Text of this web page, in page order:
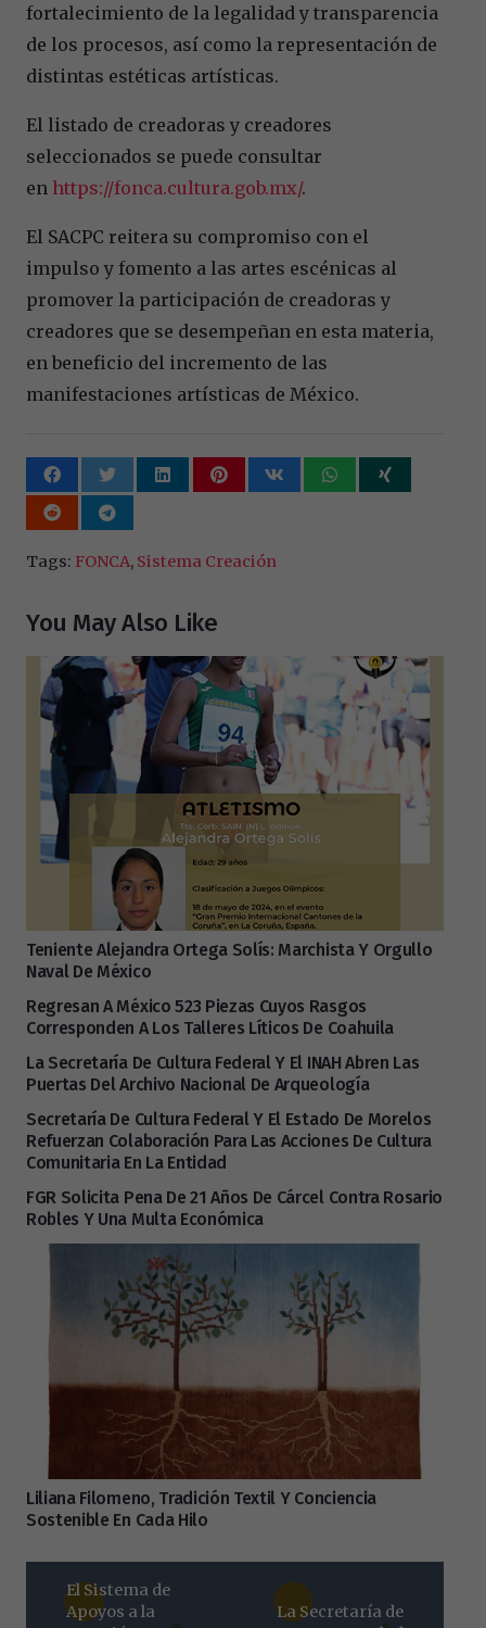
fortalecimiento de la legalidad y transparencia
de los procesos, así como la representación de
distintas estéticas artísticas.
El listado de creadoras y creadores
seleccionados se puede consultar
en https://fonca.cultura.gob.mx/.
El SACPC reitera su compromiso con el
impulso y fomento a las artes escénicas al
promover la participación de creadoras y
creadores que se desempeñan en esta materia,
en beneficio del incremento de las
manifestaciones artísticas de México.
Tags: FONCA, Sistema Creación
You May Also Like
Teniente Alejandra Ortega Solís: Marchista Y Orgullo
Naval De México
Regresan A México 523 Piezas Cuyos Rasgos
Corresponden A Los Talleres Líticos De Coahuila
La Secretaría De Cultura Federal Y El INAH Abren Las
Puertas Del Archivo Nacional De Arqueología
Secretaría De Cultura Federal Y El Estado De Morelos
Refuerzan Colaboración Para Las Acciones De Cultura
Comunitaria En La Entidad
FGR Solicita Pena De 21 Años De Cárcel Contra Rosario
Robles Y Una Multa Económica
Liliana Filomeno, Tradición Textil Y Conciencia
Sostenible En Cada Hilo
El Sistema de
Apoyos a la
La Secretaría de